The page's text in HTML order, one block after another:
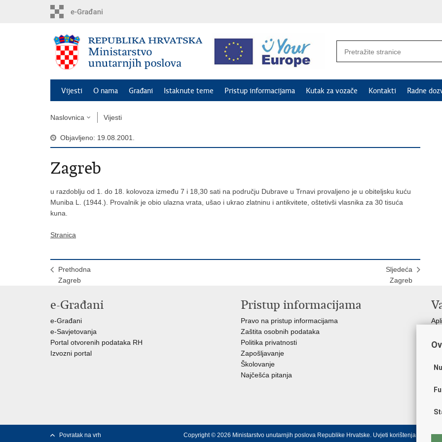
Vijesti O nama Građani Istaknute teme Pristup informacijama Kutak za vozače Kontakti Radne
Naslovnica Vijesti
Objavljeno: 19.08.2001.
Zagreb
u razdoblju od 1. do 18. kolovoza između 7 i 18,30 sati na području Dubrave u Trnavi provaljeno je u obiteljsku kuću
Muniba L. (1944.). Provalnik je obio ulazna vrata, ušao i ukrao zlatninu i antikvitete, oštetivši vlasnika za 30 tisuća
kuna.
Stranica
Prethodna
Zagreb
Sljedeća
Zagreb
e-Građani
e-Građani
e-Savjetovanja
Portal otvorenih podataka RH
Izvozni portal
Pristup informacijama
Pravo na pristup informacijama
Zaštita osobnih podataka
Politika privatnosti
Zapošljavanje
Školovanje
Najčešća pitanja
Povratak na vrh Copyright © 2026 Ministarstvo unutarnjih poslova Republike Hrvatske. Uvjeti korištenja. Izjava